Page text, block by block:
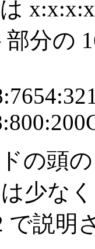
分の
の頭
少な
で説明